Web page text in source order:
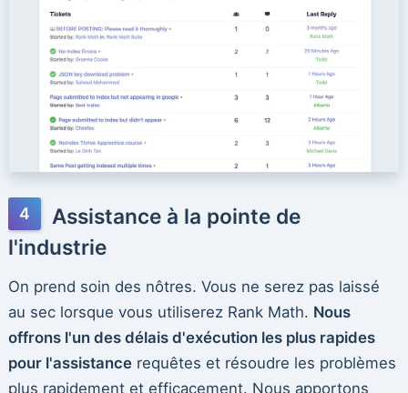
Assistance à la pointe de
l'industrie
On prend soin des nôtres. Vous ne serez pas laissé
au sec lorsque vous utiliserez Rank Math. Nous
offrons l'un des délais d'exécution les plus rapides
pour l'assistancerequêtes et résoudre les problèmes
plus rapidement et efficacement. Nous apportons